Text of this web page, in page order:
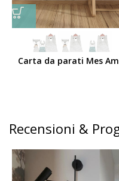
Carta da parati Mes
Recensioni &